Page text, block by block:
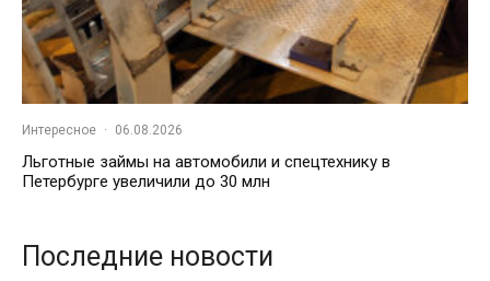
Интересное · 06.08.2026
Льготные займы на автомобили и спецтехнику в
Петербурге увеличили до 30 млн
Последние новости